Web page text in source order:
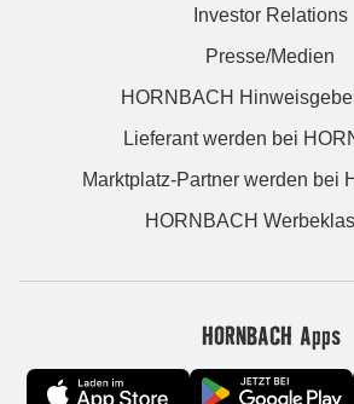
Investor Relations
Presse/Medien
HORNBACH
Lieferant werden bei
Marktplatz-Partner werden bei
HORNBACH
HORNBACH Apps